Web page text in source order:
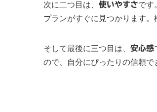
次に二つ目は、 使いやすさです
プランがすぐに見つかります
そして最後に三つ目は、 安心感
ので、自分にぴったりの信頼で